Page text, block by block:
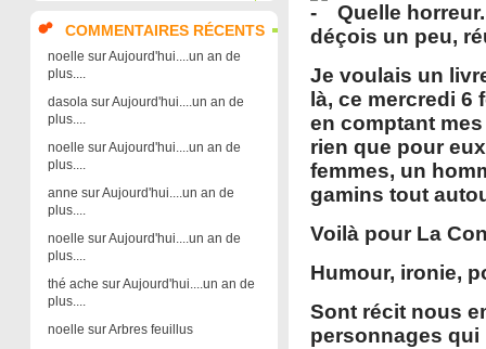
COMMENTAIRES RÉCENTS
noelle surAujourd'hui....un an de
plus....
dasolasurAujourd'hui....un an de
plus....
noelle surAujourd'hui....un an de
plus....
anne surAujourd'hui....un an de
plus....
noelle surAujourd'hui....un an de
plus....
thé ache surAujourd'hui....un an de
plus....
noelle surArbres feuillus
Quelle
déçois un peu,
Je voulais un
là, ce mercredi 6
en comptant
rien que pour
femmes, un
gamins tout
Voilà pour La
Humour, ironie,
Sont récit nous
personnages